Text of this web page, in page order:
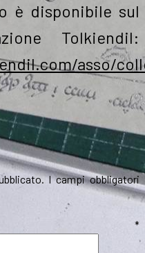
è disponibile sul
Tolkiendil:
asso/
I campi obbligatori
*